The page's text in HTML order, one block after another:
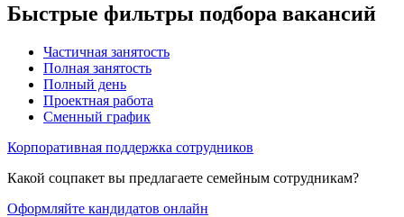
Быстрые фильтры подбора вакансий
Частичная занятость
Полная занятость
Полный день
Проектная работа
Сменный график
Корпоративная поддержка сотрудников
Какой соцпакет вы предлагаете семейным сотрудникам?
Оформляйте кандидатов онлайн